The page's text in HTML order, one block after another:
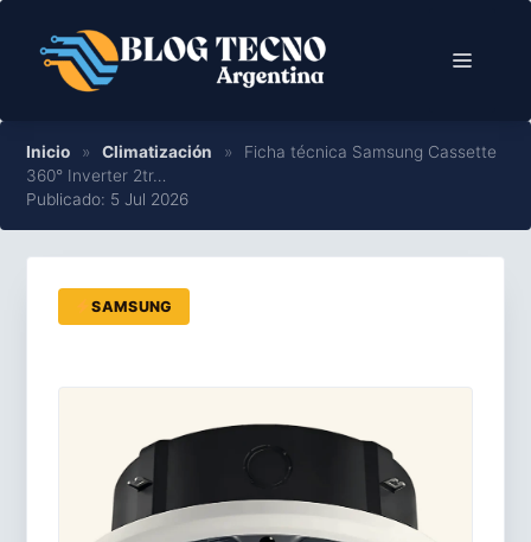
contenido
Menú
Inicio » Climatización »
Ficha técnica Samsung Cassette
360° Inverter 2tr…
Publicado: 5 Jul 2026
SAMSUNG